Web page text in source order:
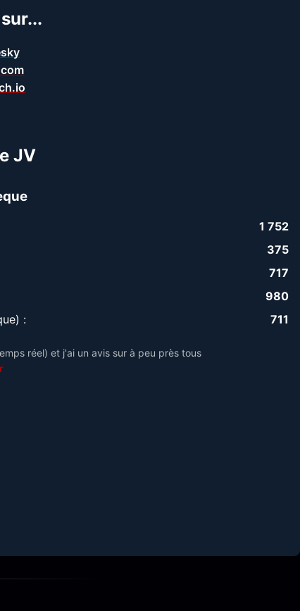
JV
1 752
375
717
980
:
711
réel) et j'ai un avis sur à peu près tous